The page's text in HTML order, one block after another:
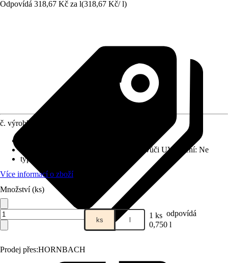
Odpovídá 318,67 Kč za l(318,67 Kč/ l)
Prodej přes:HORNBACH
č. výrobku
Odolnost vůči povětrnostním vlivům a vůči UV záření: Ne
typ nátěru
Více informací o zboží
Množství (ks)
ks l 1 ks odpovídá
0,750 l